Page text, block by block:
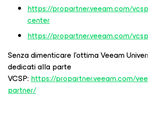
https://propartner.veeam.com/
center
https://propartner.veeam.com/
Senza dimenticare l’ottima Veeam
dedicati alla parte
VCSP:https://propartner.veeam.com/
partner/